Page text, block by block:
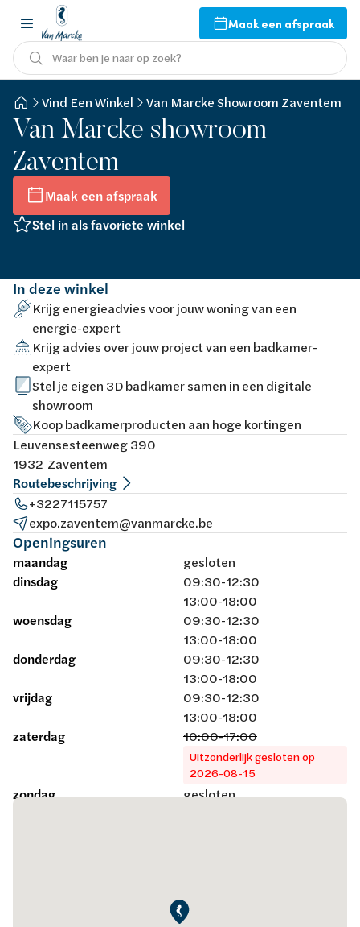
Maak een afspraak
Waar ben je naar op zoek?
Vind Een Winkel Van Marcke Showroom Zaventem
Van Marcke showroom
Zaventem
Maak een afspraak
Stel in als favoriete winkel
In deze winkel
Krijg energieadvies voor jouw woning van een
energie-expert
Krijg advies over jouw project van een badkamer-
expert
Stel je eigen 3D badkamer samen in een digitale
showroom
Koop badkamerproducten aan hoge kortingen
Leuvensesteenweg 390
1932 Zaventem
Routebeschrijving
+3227115757
expo.zaventem@vanmarcke.be
Openingsuren
maandag gesloten
dinsdag
09:30-12:30
13:00-18:00
woensdag
09:30-12:30
13:00-18:00
donderdag
09:30-12:30
13:00-18:00
vrijdag
09:30-12:30
13:00-18:00
zaterdag 10:00-17:00
Uitzonderlijk gesloten op
2026-08-15
zondag gesloten